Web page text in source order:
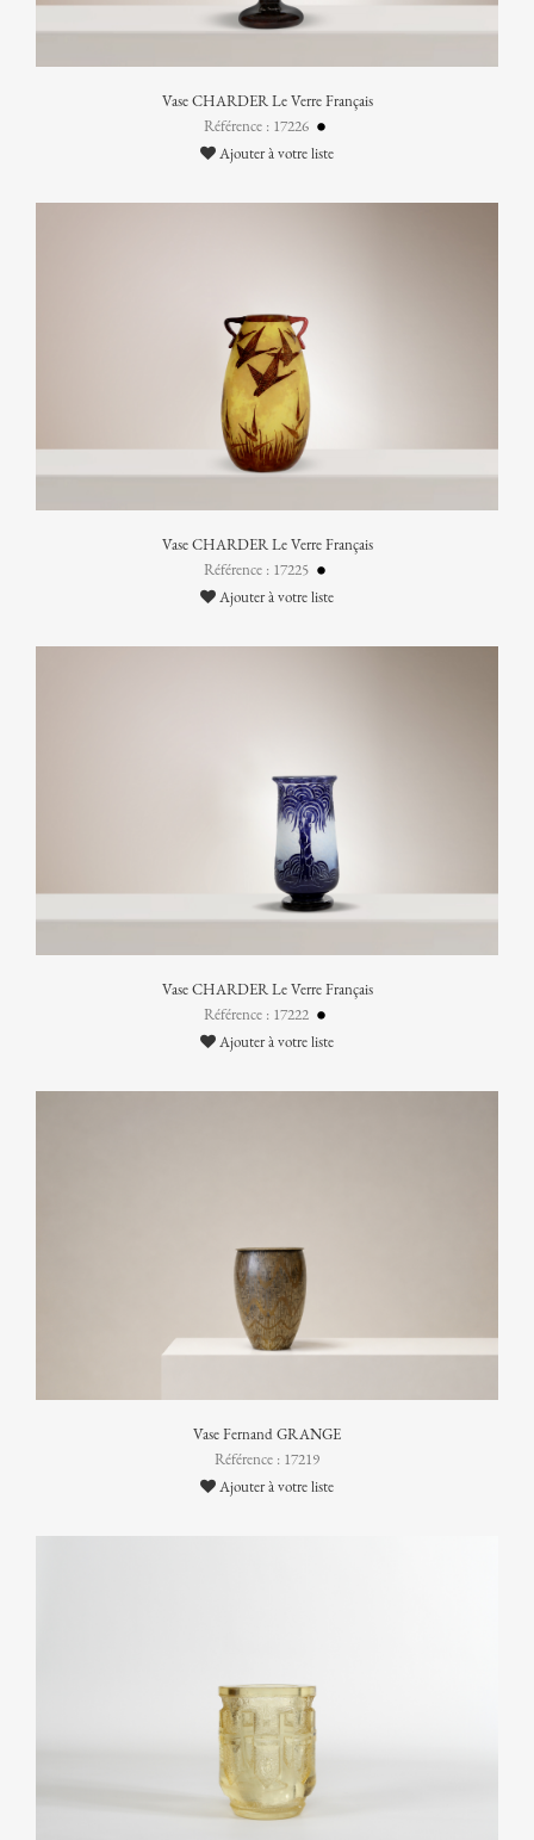
Vase CHARDER Le Verre Français
Référence : 17226
Ajouter à votre liste
Vase CHARDER Le Verre Français
Référence : 17225
Ajouter à votre liste
Vase CHARDER Le Verre Français
Référence : 17222
Ajouter à votre liste
Vase Fernand GRANGE
Référence : 17219
Ajouter à votre liste